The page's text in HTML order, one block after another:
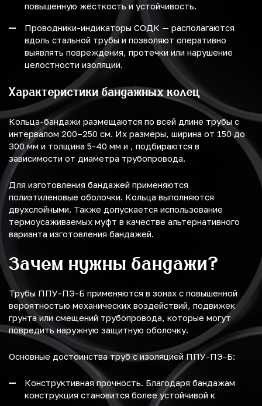
повышенную жёсткость и устойчивость.
Проводники-индикаторы СОДК — располагаются
вдоль стальной трубы и позволяют оперативно
выявлять повреждения, протечки или нарушение
целостности изоляции.
Характеристики бандажных колец
Кольца-бандажи размещаются по всей длине трубы с
интервалом 200–250 см. Их размеры, ширина от 150 до
300 мм и толщина 5-40 мм и , подбираются в
зависимости от диаметра трубопровода.
Для изготовления бандажей применяются
полиэтиленовые оболочки. Кольца выполняются
двухслойными. Также допускается использование
термоусаживаемых муфт в качестве альтернативного
варианта изготовления бандажей.
Зачем нужны бандажи?
Трубы ППУ-ПЭ-Б применяются в зонах с повышенной
вероятностью механических воздействий, подвижек
грунта или смещений трубопровода, которые могут
повредить наружную защитную оболочку.
Основные достоинства труб с изоляцией ППУ-ПЭ-Б:
Конструктивная прочность. Благодаря бандажам
конструкция становится более устойчивой к